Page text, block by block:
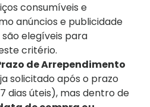
consumíveis e
anúncios e publicidade
são elegíveis para
critério.
de Arrependimento
solicitado após o prazo
dias úteis), mas dentro de